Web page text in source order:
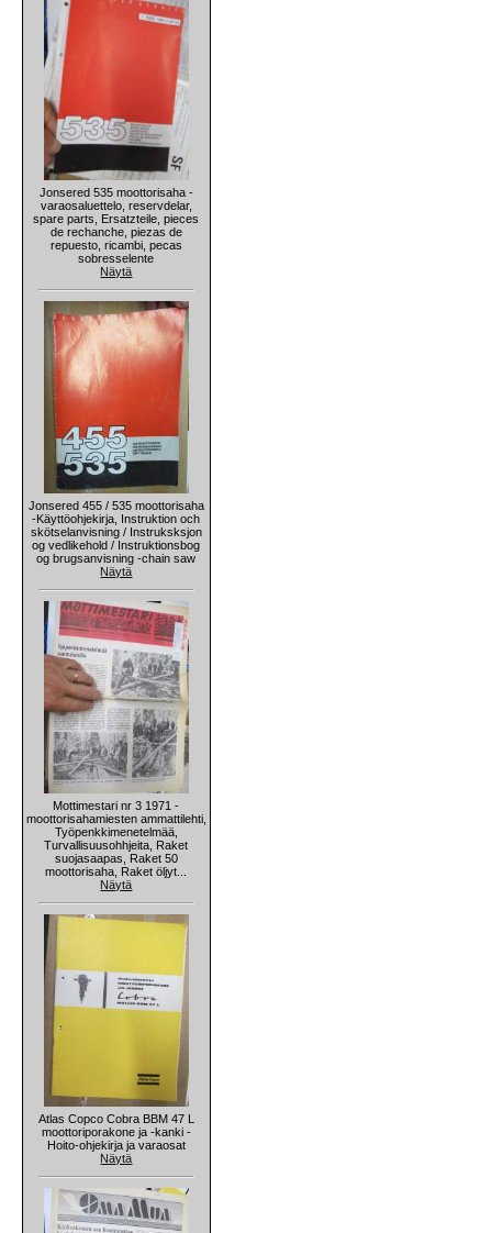
Jonsered 535 moottorisaha -
varaosaluettelo, reservdelar,
spare parts, Ersatzteile, pieces
de rechanche, piezas de
repuesto, ricambi, pecas
sobresselente
Näytä
Jonsered 455 / 535 moottorisaha
-Käyttöohjekirja, Instruktion och
skötselanvisning / Instruksksjon
og vedlikehold / Instruktionsbog
og brugsanvisning -chain saw
Näytä
Mottimestari nr 3 1971 -
moottorisahamiesten ammattilehti,
Työpenkkimenetelmää,
Turvallisuusohhjeita, Raket
suojasaapas, Raket 50
moottorisaha, Raket öljyt...
Näytä
Atlas Copco Cobra BBM 47 L
moottoriporakone ja -kanki -
Hoito-ohjekirja ja varaosat
Näytä